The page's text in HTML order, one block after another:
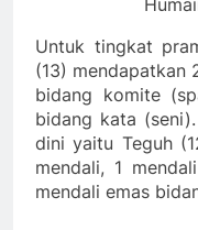
Untuk tingkat
(13) mendapatkan
bidang komite
bidang kata
dini yaitu Teguh
mendali, 1
mendali emas